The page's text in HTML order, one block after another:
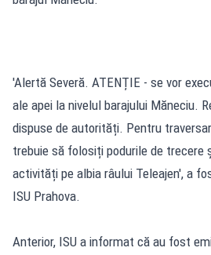
'Alertă Severă. ATENȚIE - se vor
ale apei la nivelul barajului Măneciu.
dispuse de autorități. Pentru
trebuie să folosiți podurile de trecere
activități pe albia râului Teleajen', a
ISU Prahova.
Anterior, ISU a informat că au fost